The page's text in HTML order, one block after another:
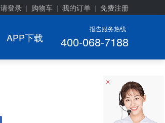
请登录 购物车 我的订单 免费注册
报告服务热线
400-068-7188
APP下载
×